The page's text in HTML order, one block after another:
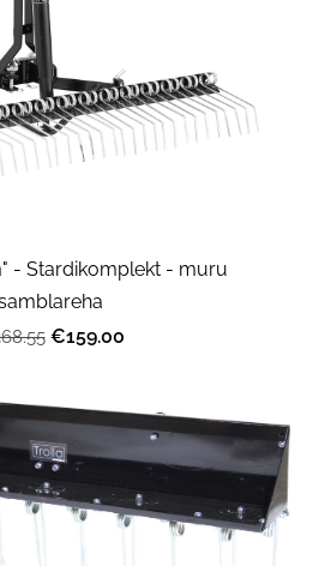
- Stardikomplekt - muru
€159.00